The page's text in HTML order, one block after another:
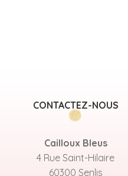
CONTACTEZ-NOUS
Cailloux Bleus
4 Rue Saint-Hilaire
60300 Senlis